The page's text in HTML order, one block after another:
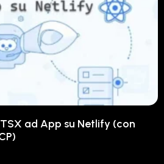
ad App su Netlify (con